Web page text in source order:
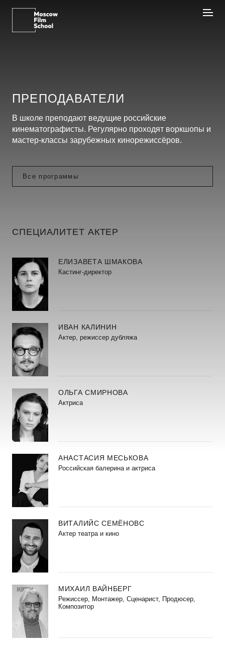
ПРЕПОДАВАТЕЛИ
В школе преподают ведущие российские
кинематографисты. Регулярно проходят воркшопы и
мастер-классы зарубежных кинорежиссёров.
СПЕЦИАЛИТЕТ АКТЕР
ЕЛИЗАВЕТА ШМАКОВА
Кастинг-директор
ИВАН КАЛИНИН
Актер, режиссер дубляжа
ОЛЬГА СМИРНОВА
Актриса
АНАСТАСИЯ МЕСЬКОВА
Российская балерина и актриса
ВИТАЛИЙС СЕМЁНОВС
Актер театра и кино
МИХАИЛ ВАЙНБЕРГ
Режиссер, Монтажер, Сценарист, Продюсер,
Композитор